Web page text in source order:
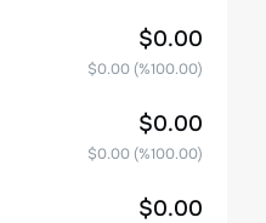
$0.00
$0.00(%100.00)
$0.00
$0.00(%100.00)
$0.00